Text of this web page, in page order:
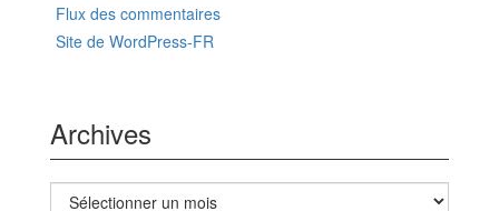
Flux des commentaires
Site de WordPress-FR
Archives
Archives